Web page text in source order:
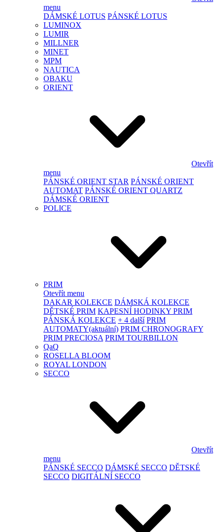
menu
DÁMSKÉ LOTUS PÁNSKÉ LOTUS
LUMINOX
LUMIR
MILLNER
MINET
MPM
NAUTICA
OBAKU
ORIENT
Otevřít
menu
PÁNSKÉ ORIENT STAR PÁNSKÉ ORIENT
AUTOMAT PÁNSKÉ ORIENT QUARTZ
DÁMSKÉ ORIENT
POLICE
PRIM
Otevřít menu
DAKAR KOLEKCE DÁMSKÁ KOLEKCE
DĚTSKÉ PRIM KAPESNÍ HODINKY PRIM
PÁNSKÁ KOLEKCE + 4 další PRIM
AUTOMATY(aktuální) PRIM CHRONOGRAFY
PRIM PRECIOSA PRIM TOURBILLON
QaQ
ROSELLA BLOOM
ROYAL LONDON
SECCO
Otevřít
menu
PÁNSKÉ SECCO DÁMSKÉ SECCO DĚTSKÉ
SECCO DIGITÁLNÍ SECCO